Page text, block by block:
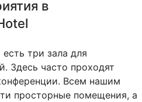
в
три зала для
Здесь часто проходят
Всем нашим
просторные помещения, а